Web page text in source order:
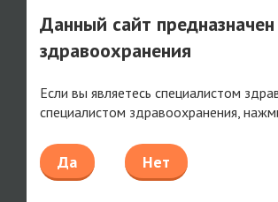
Данный сайт
здравоохранения
Если вы являетесь специалистом
специалистом здравоохранения,
Да Нет